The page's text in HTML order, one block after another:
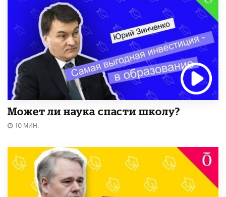
Может ли наука спасти школу?
10 МИН.